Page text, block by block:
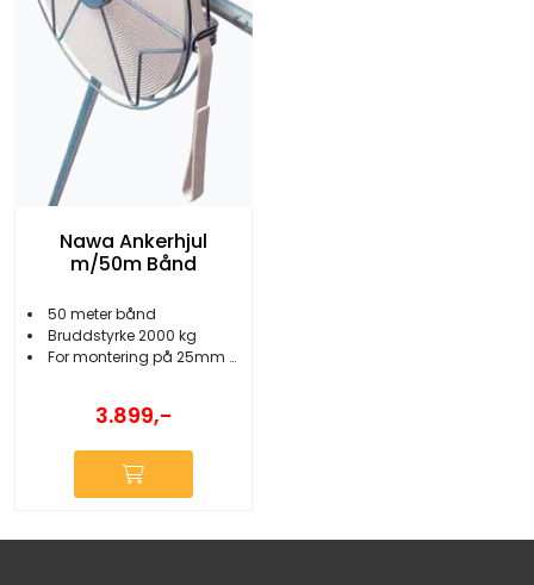
Nawa Ankerhjul
m/50m Bånd
50 meter bånd
Bruddstyrke 2000 kg
For montering på 25mm rekke
3.899,-